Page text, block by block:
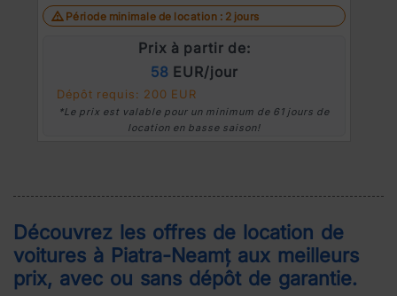
Période minimale de location : 2 jours
Prix à partir de:
58 EUR/jour
Dépôt requis: 200 EUR
*Le prix est valable pour un minimum de 61 jours de
location en basse saison!
Découvrez les offres de location de
voitures à Piatra-Neamțaux meilleurs
prix, avec ou sans dépôt de garantie.